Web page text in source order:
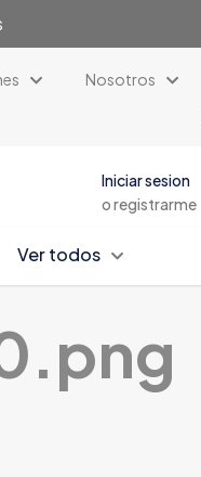
Nosotros
Iniciar sesion
o registrarme
Ver todos